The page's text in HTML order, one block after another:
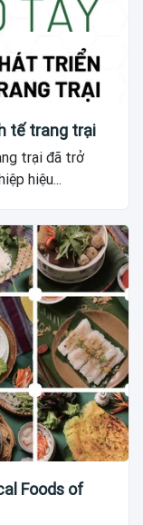
tế trang trại
trại đã trở
hiệu...
Foods of